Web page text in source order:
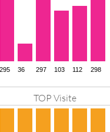
TOP Visite